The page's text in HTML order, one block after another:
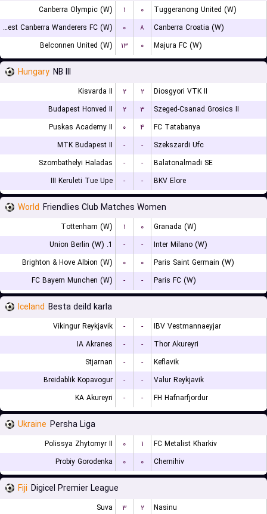
Canberra Olympic (W) ۱ ۰
Tuggeranong United (W)
West Canberra Wanderers FC (W)
۰ ۸
Canberra Croatia (W)
Belconnen United (W)
۱۳ ۰ Majura FC (W)
Hungary NB III
Kisvarda II ۲ ۲
Diosgyori VTK II
Budapest Honved II
۲ ۳
Szeged-Csanad Grosics II
Puskas Academy II
۰ ۴
FC Tatabanya
MTK Budapest II
- -
Szekszardi Ufc
Szombathelyi Haladas
- -
Balatonalmadi SE
III Keruleti Tue Upe
- - BKV Elore
World Friendlies Club Matches Women
Tottenham (W) ۱ ۰
Granada (W)
1. Union Berlin (W)
- -
Inter Milano (W)
Brighton & Hove Albion (W)
۰ ۰
Paris Saint Germain (W)
FC Bayern Munchen (W)
- - Paris FC (W)
Iceland Besta deild karla
Vikingur Reykjavik - -
IBV Vestmannaeyjar
IA Akranes
- -
Thor Akureyri
Stjarnan
- -
Keflavik
Breidablik Kopavogur
- -
Valur Reykjavik
KA Akureyri
- - FH Hafnarfjordur
Ukraine Persha Liga
Polissya Zhytomyr II ۰ ۱
FC Metalist Kharkiv
Probiy Gorodenka
۰ ۰ Chernihiv
Fiji Digicel Premier League
Suva ۳ ۲
Nasinu